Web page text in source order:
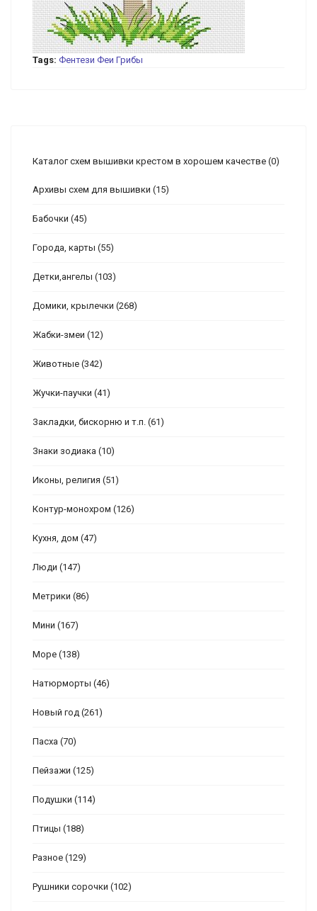
Tags: Фентези Феи Грибы
Каталог схем вышивки крестом в хорошем качестве (0)
Архивы схем для вышивки (15)
Бабочки (45)
Города, карты (55)
Детки,ангелы (103)
Домики, крылечки (268)
Жабки-змеи (12)
Животные (342)
Жучки-паучки (41)
Закладки, бискорню и т.п. (61)
Знаки зодиака (10)
Иконы, религия (51)
Контур-монохром (126)
Кухня, дом (47)
Люди (147)
Метрики (86)
Мини (167)
Море (138)
Натюрморты (46)
Новый год (261)
Пасха (70)
Пейзажи (125)
Подушки (114)
Птицы (188)
Разное (129)
Рушники сорочки (102)